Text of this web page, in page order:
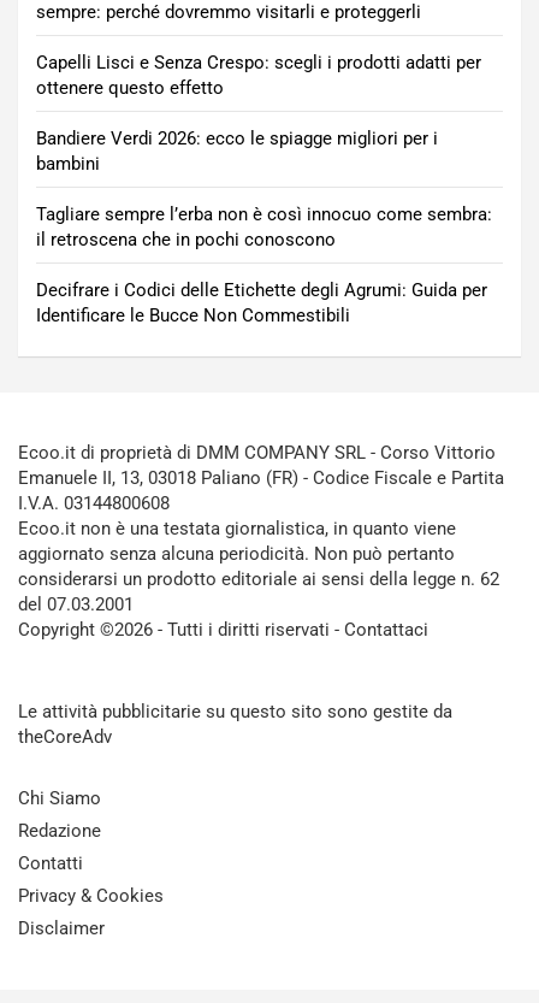
sempre: perché dovremmo visitarli e proteggerli
Capelli Lisci e Senza Crespo: scegli i prodotti adatti per
ottenere questo effetto
Bandiere Verdi 2026: ecco le spiagge migliori per i
bambini
Tagliare sempre l’erba non è così innocuo come sembra:
il retroscena che in pochi conoscono
Decifrare i Codici delle Etichette degli Agrumi: Guida per
Identificare le Bucce Non Commestibili
Ecoo.it di proprietà di DMM COMPANY SRL - Corso Vittorio
Emanuele II, 13, 03018 Paliano (FR) - Codice Fiscale e Partita
I.V.A. 03144800608
Ecoo.it non è una testata giornalistica, in quanto viene
aggiornato senza alcuna periodicità. Non può pertanto
considerarsi un prodotto editoriale ai sensi della legge n. 62
del 07.03.2001
Copyright ©2026 - Tutti i diritti riservati - Contattaci
Le attività pubblicitarie su questo sito sono gestite da
theCoreAdv
Chi Siamo
Redazione
Contatti
Privacy & Cookies
Disclaimer